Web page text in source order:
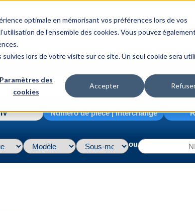
optimale en mémorisant vos préférences lors de vos
de l’ensemble des cookies. Vous pouvez
lors de votre visite sur ce site. Un seul cookie sera
Paramètres des
cookies
Accepter
Numéro de pièce | interchange
ou